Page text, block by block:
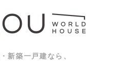
新築一戸建なら、